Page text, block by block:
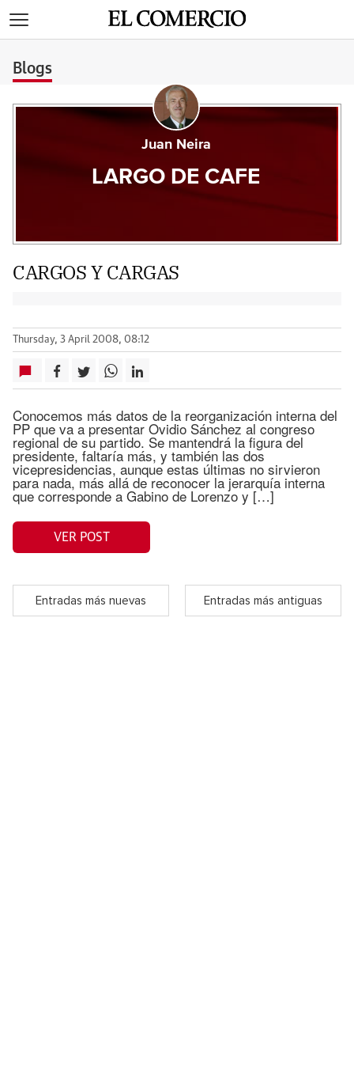
Blogs
Juan Neira
LARGO DE CAFE
CARGOS Y CARGAS
Thursday, 3 April 2008, 08:12
Conocemos más datos de la reorganización interna del
PP que va a presentar Ovidio Sánchez al congreso
regional de su partido. Se mantendrá la figura del
presidente, faltaría más, y también las dos
vicepresidencias, aunque estas últimas no sirvieron
para nada, más allá de reconocer la jerarquía interna
que corresponde a Gabino de Lorenzo y […]
VER POST
Entradas más nuevas Entradas más antiguas